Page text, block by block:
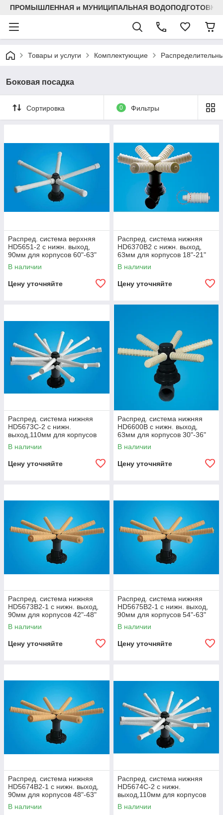
ПРОМЫШЛЕННАЯ и МУНИЦИПАЛЬНАЯ ВОДОПОДГОТОВКА
Товары и услуги Комплектующие
Боковая посадка
Сортировка 0 Фильтры
Распред. система верхняя
HD5651-2 с нижн. выход,
90мм для корпусов 60"-63"
(для бок. посадки)
В наличии
Цену уточняйте
Распред. система нижняя
HD6370B2 с нижн. выход,
63мм для корпусов 18"-21"
(для бок. посадки)
В наличии
Цену уточняйте
Распред. система нижняя
HD5673C-2 с нижн.
выход,110мм для корпусов
42"-48"(бок. посадка,2-х
уровн-я)
В наличии
Цену уточняйте
Распред. система нижняя
HD6600B с нижн. выход,
63мм для корпусов 30"-36"
(для бок. посадки)
В наличии
Цену уточняйте
Распред. система нижняя
HD5673B2-1 с нижн. выход,
90мм для корпусов 42"-48"
(для бок. посадки)
В наличии
Цену уточняйте
Распред. система нижняя
HD5675B2-1 с нижн. выход,
90мм для корпусов 54"-63"
(для бок. посадки)
В наличии
Цену уточняйте
Распред. система нижняя
HD5674B2-1 с нижн. выход,
90мм для корпусов 48"-63"
(для бок. посадки)
В наличии
Распред. система нижняя
HD5674C-2 с нижн.
выход,110мм для корпусов
48"-63"(бок. посадка,2-х
уровн-я)
В наличии